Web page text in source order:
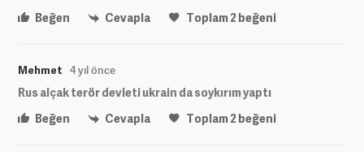
Beğen
Cevapla Toplam2 beğeni
Mehmet 4 yıl önce
Rus alçak terör devleti ukrain da soykırım yaptı
Beğen
Cevapla Toplam2beğeni